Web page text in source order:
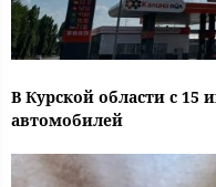
В Курской области с 15
автомобилей